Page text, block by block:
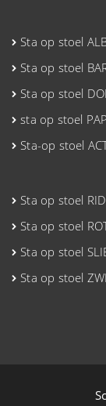
Sta op stoel
Sta op stoel
Sta op stoel
sta op stoel
Sta-op stoel
Sta op stoel
Sta op stoel
Sta op stoel
Sta op stoel